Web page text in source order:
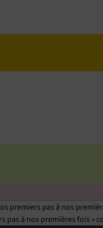
premiers pas à nos
pas à nos premières fois »